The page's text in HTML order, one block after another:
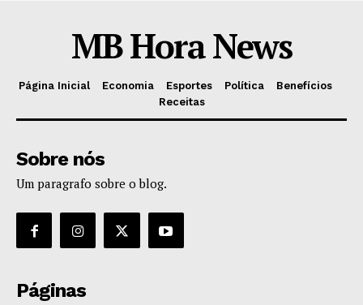
MB Hora News
Página Inicial Economia Esportes Política
Benefícios
Receitas
Sobre nós
Um paragrafo sobre o blog.
Páginas